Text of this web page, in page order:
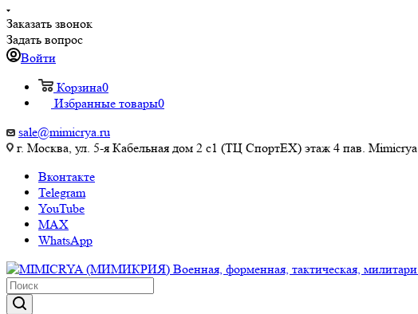
Заказать звонок
Задать вопрос
Войти
Корзина0
Избранные товары0
sale@mimicrya.ru
г. Москва, ул. 5-я Кабельная дом 2 с1 (ТЦ СпортEX) этаж 4 пав. Mimicrya
Вконтакте
Telegram
YouTube
MAX
WhatsApp